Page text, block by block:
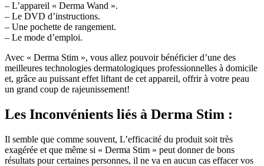
– L’appareil « Derma Wand ».
– Le DVD d’instructions.
– Une pochette de rangement.
– Le mode d’emploi.
Avec « Derma Stim », vous allez pouvoir bénéficier d’une des
meilleures technologies dermatologiques professionnelles à domicile
et, grâce au puissant effet liftant de cet appareil, offrir à votre peau
un grand coup de rajeunissement!
Les Inconvénients liés à Derma Stim :
Il semble que comme souvent, L’efficacité du produit soit très
exagérée et que même si « Derma Stim » peut donner de bons
résultats pour certaines personnes, il ne va en aucun cas effacer vos